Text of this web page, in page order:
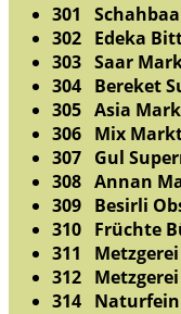
301
302 Edeka
303 Saar
304 Bereket
305 Asia
306 Mix
307 Gul
308 Annan
309 Besirli
310 Früchte
311
312
314